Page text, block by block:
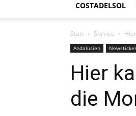
COSTADELSOL
Start Service
Andalusien Newsticker
Hier
die